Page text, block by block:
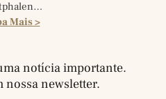
Mais >
notícia importante.
nossa newsletter.